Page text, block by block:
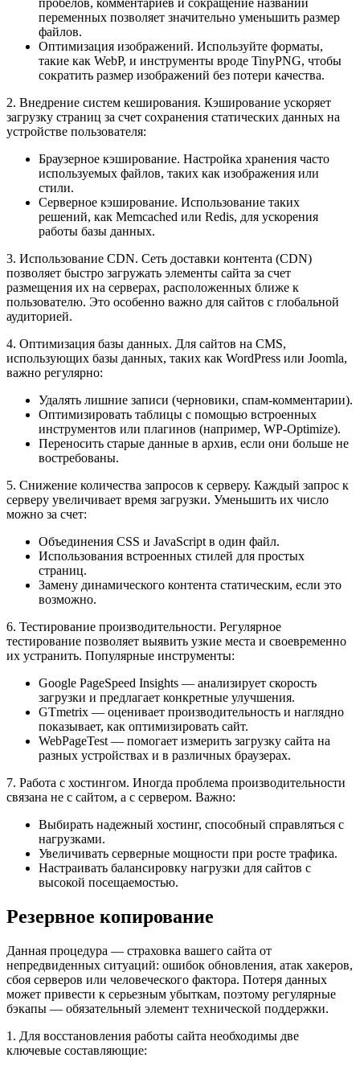
пробелов, комментариев и сокращение названий
переменных позволяет значительно уменьшить размер
файлов.
Оптимизация изображений. Используйте форматы,
такие как WebP, и инструменты вроде TinyPNG, чтобы
сократить размер изображений без потери качества.
2. Внедрение систем кеширования. Кэширование ускоряет
загрузку страниц за счет сохранения статических данных на
устройстве пользователя:
Браузерное кэширование. Настройка хранения часто
используемых файлов, таких как изображения или
стили.
Серверное кэширование. Использование таких
решений, как Memcached или Redis, для ускорения
работы базы данных.
3. Использование CDN. Сеть доставки контента (CDN)
позволяет быстро загружать элементы сайта за счет
размещения их на серверах, расположенных ближе к
пользователю. Это особенно важно для сайтов с глобальной
аудиторией.
4. Оптимизация базы данных. Для сайтов на CMS,
использующих базы данных, таких как WordPress или Joomla,
важно регулярно:
Удалять лишние записи (черновики, спам-комментарии).
Оптимизировать таблицы с помощью встроенных
инструментов или плагинов (например, WP-Optimize).
Переносить старые данные в архив, если они больше не
востребованы.
5. Снижение количества запросов к серверу. Каждый запрос к
серверу увеличивает время загрузки. Уменьшить их число
можно за счет:
Объединения CSS и JavaScript в один файл.
Использования встроенных стилей для простых
страниц.
Замену динамического контента статическим, если это
возможно.
6. Тестирование производительности. Регулярное
тестирование позволяет выявить узкие места и своевременно
их устранить. Популярные инструменты:
Google PageSpeed Insights — анализирует скорость
загрузки и предлагает конкретные улучшения.
GTmetrix — оценивает производительность и наглядно
показывает, как оптимизировать сайт.
WebPageTest — помогает измерить загрузку сайта на
разных устройствах и в различных браузерах.
7. Работа с хостингом. Иногда проблема производительности
связана не с сайтом, а с сервером. Важно:
Выбирать надежный хостинг, способный справляться с
нагрузками.
Увеличивать серверные мощности при росте трафика.
Настраивать балансировку нагрузки для сайтов с
высокой посещаемостью.
Резервное копирование
Данная процедура — страховка вашего сайта от
непредвиденных ситуаций: ошибок обновления, атак хакеров,
сбоя серверов или человеческого фактора. Потеря данных
может привести к серьезным убыткам, поэтому регулярные
бэкапы — обязательный элемент технической поддержки.
1. Для восстановления работы сайта необходимы две
ключевые составляющие: